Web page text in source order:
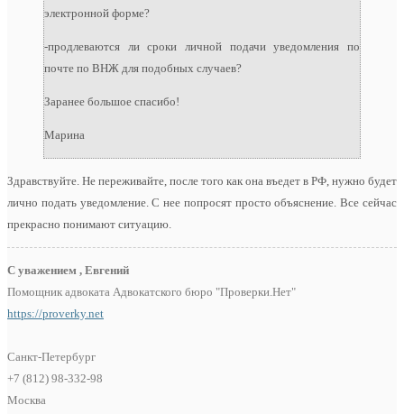
электронной форме?
-продлеваются ли сроки личной подачи уведомления по
почте по ВНЖ для подобных случаев?
Заранее большое спасибо!
Марина
Здравствуйте. Не переживайте, после того как она въедет в РФ, нужно будет
лично подать уведомление. С нее попросят просто объяснение. Все сейчас
прекрасно понимают ситуацию.
С уважением , Евгений
Помощник адвоката Адвокатского бюро "Проверки.Нет"
https://proverky.net
Санкт-Петербург
+7 (812) 98-332-98
Москва